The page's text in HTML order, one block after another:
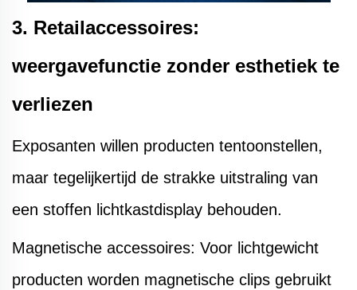
3. Retailaccessoires:
weergavefunctie zonder esthetiek te
verliezen
Exposanten willen producten tentoonstellen,
maar tegelijkertijd de strakke uitstraling van
een stoffen lichtkastdisplay behouden.
Magnetische accessoires: Voor lichtgewicht
producten worden magnetische clips gebruikt